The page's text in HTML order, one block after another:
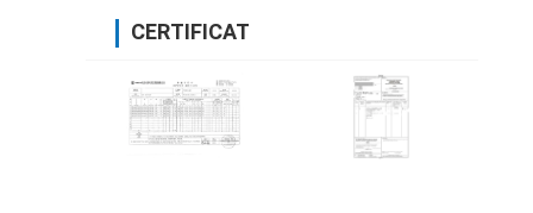
CERTIFICAT